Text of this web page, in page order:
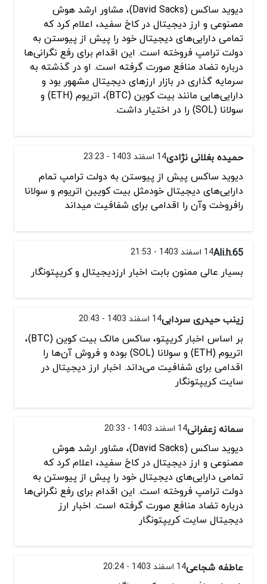
دیوید ساکس (David Sacks)، مشاور ارشد هوش
مصنوعی و ارز دیجیتال در کاخ سفید، اعلام کرد که
تمامی دارایی‌های دیجیتال خود را پیش از پیوستن به
دولت ترامپ فروخته است. این اقدام برای رفع نگرانی‌ها
درباره تضاد منافع صورت گرفته است. او در گذشته به
سرمایه گذاری در بازار ارزهای دیجیتال مشهور بود و
دارایی‌هایی مانند بیت کوین (BTC)، اتریوم (ETH) و
سولانا (SOL) را در اختیار داشت.
حمیده بغلانی نژادی14 اسفند 1403 - 23:23
دیوید ساکس پیش از پیوستن به دولت ترامپ تمام
دارایی‌های دیجیتال خودمثل بیت کویین اتریوم و سولانا
رافروخت وآن را اقدامی برای شفافیت میداند
Ali.h.6514 اسفند 1403 - 21:53
بسیار عالی ممنون بابت اخبار ارزدیجیتال و کریپتونگار
زینب حیدری سردابی14 اسفند 1403 - 20:43
بر اساس اخبار کریپتو، ساکس مالک بیت کوین (BTC)،
اتریوم (ETH) و سولانا (SOL) بوده و فروش آن‌ها را
اقدامی برای شفافیت می‌داند. اخبار ارز دیجیتال در
سایت کریپتونگار
سمانه زعفرانی14 اسفند 1403 - 20:33
دیوید ساکس (David Sacks)، مشاور ارشد هوش
مصنوعی و ارز دیجیتال در کاخ سفید، اعلام کرد که
تمامی دارایی‌های دیجیتال خود را پیش از پیوستن به
دولت ترامپ فروخته است. این اقدام برای رفع نگرانی‌ها
درباره تضاد منافع صورت گرفته است. اخبار ارز
دیجیتال سایت کریپتونگار
عاطفه شجاعی14 اسفند 1403 - 20:24